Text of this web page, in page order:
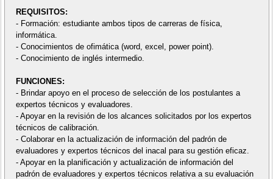
REQUISITOS:
- Formación: estudiante ambos tipos de carreras de física,
informática.
- Conocimientos de ofimática (word, excel, power point).
- Conocimiento de inglés intermedio.
FUNCIONES:
- Brindar apoyo en el proceso de selección de los postulantes a
expertos técnicos y evaluadores.
- Apoyar en la revisión de los alcances solicitados por los expertos
técnicos de calibración.
- Colaborar en la actualización de información del padrón de
evaluadores y expertos técnicos del inacal para su gestión eficaz.
- Apoyar en la planificación y actualización de información del
padrón de evaluadores y expertos técnicos relativa a su evaluación